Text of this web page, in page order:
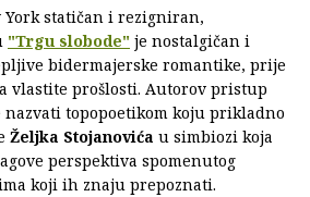
York statičan i rezigniran,
"Trgu slobode" je nostalgičan i
bidermajerske romantike, prije
vlastite prošlosti. Autorov pristup
nazvati topopoetikom koju prikladno
Željka Stojanovića u simbiozi koja
perspektiva spomenutog
koji ih znaju prepoznati.